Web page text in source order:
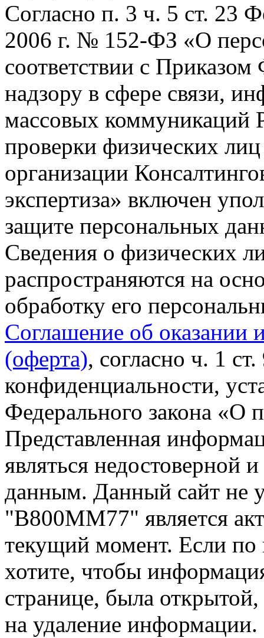
Согласно п. 3 ч. 5 ст. 23
2006 г. № 152-ФЗ «О
соответствии с
надзору в сфере связи,
массовых коммуникаций
проверки физических
организации
экспертиза» включен
защите персональных
Сведения о физических
распространяются на
обработку его
Соглашение об оказании
(оферта), согласно ч. 1
конфиденциальности,
Федерального закона «О
Представленная
являться недостоверной
данным. Данный сайт не
"В800ММ77" является
текущий момент. Если
хотите, чтобы
странице, была открытой,
на удаление информации.